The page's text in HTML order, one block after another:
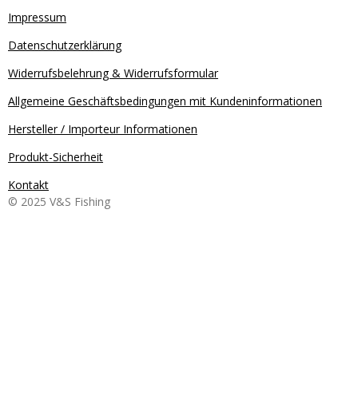
Impressum
Datenschutzerklärung
Widerrufsbelehrung & Widerrufsformular
Allgemeine Geschäftsbedingungen mit Kundeninformationen
Hersteller / Importeur Informationen
Produkt-Sicherheit
Kontakt
© 2025 V&S Fishing